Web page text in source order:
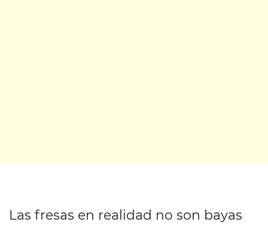
Las fresas en realidad no son bayas